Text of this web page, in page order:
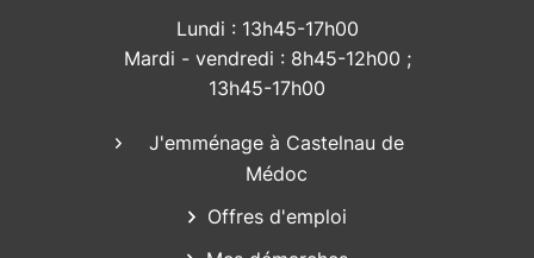
Lundi : 13h45-17h00
Mardi - vendredi : 8h45-12h00 ;
13h45-17h00
J'emménage à Castelnau de
Médoc
Offres d'emploi